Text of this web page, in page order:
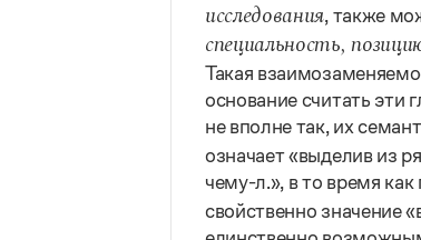
исследования, также
специальность,
Такая
основание считать эти
не вполне так, их
означает «выделив из
чему-л.», в то время как
свойственно значение